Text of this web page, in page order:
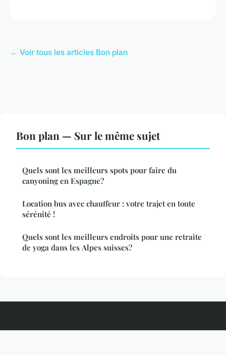
← Voir tous les articles Bon plan
Bon plan — Sur le même sujet
Quels sont les meilleurs spots pour faire du
canyoning en Espagne?
Location bus avec chauffeur : votre trajet en toute
sérénité !
Quels sont les meilleurs endroits pour une retraite
de yoga dans les Alpes suisses?
Aventurepassionnantes